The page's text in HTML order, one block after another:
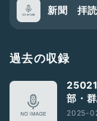
新聞 拝
過去の収録
部・群
2025-